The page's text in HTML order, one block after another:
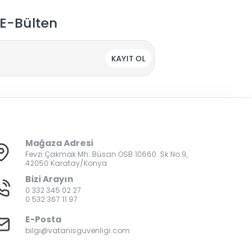
E-Bülten
KAYIT OL
Mağaza Adresi
Fevzi Çakmak Mh. Büsan OSB 10660. Sk No:9,
42050 Karatay/Konya
Bizi Arayın
0 332 345 02 27
0 532 367 11 97
E-Posta
bilgi@vatanisguvenligi.com